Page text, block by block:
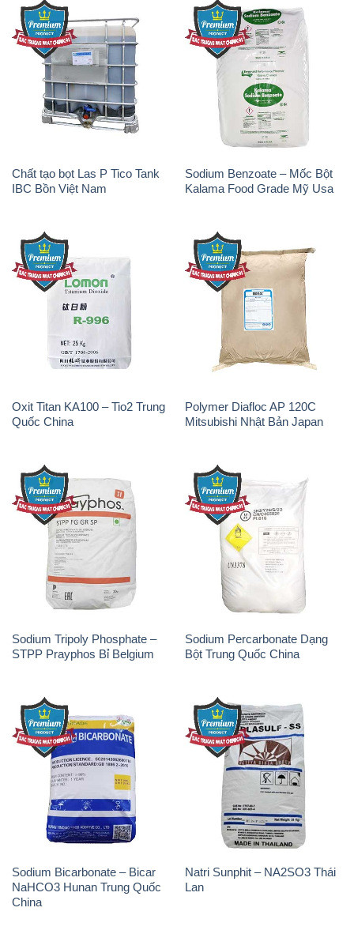
Chất tạo bọt Las P Tico Tank
IBC Bồn Việt Nam
Sodium Benzoate – Mốc Bột
Kalama Food Grade Mỹ Usa
Oxit Titan KA100 – Tio2 Trung
Polymer Diafloc AP 120C
Mitsubishi Nhật Bản Japan
Sodium Tripoly Phosphate –
STPP Prayphos Bỉ Belgium
Sodium Percarbonate Dạng
Bột Trung Quốc China
Sodium Bicarbonate – Bicar
NaHCO3 Hunan Trung Quốc
Natri Sunphit – NA2SO3 Thái